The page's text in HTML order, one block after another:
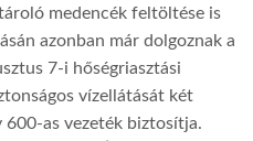
medencék feltöltése is
azonban már dolgoznak a
7-i hőségriasztási
vízellátását két
600-as vezeték biztosítja.